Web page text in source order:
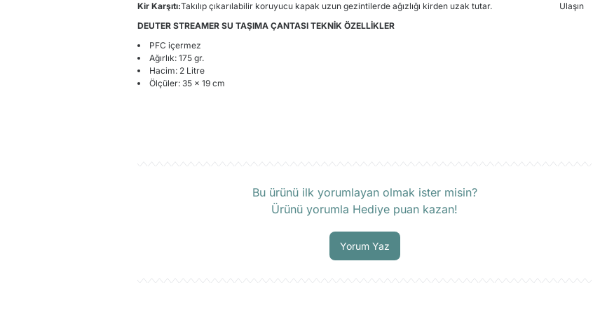
Kir Karşıtı:Takılıp çıkarılabilir koruyucu kapak uzun gezintilerde ağızlığı kirden uzak tutar.
DEUTER STREAMER SU TAŞIMA ÇANTASI TEKNİK ÖZELLİKLER
PFC içermez
Ağırlık: 175 gr.
Hacim: 2 Litre
Ölçüler: 35 x 19 cm
Bu ürünü ilk yorumlayan olmak ister misin?
Ürünü yorumla Hediye puan kazan!
Yorum Yaz